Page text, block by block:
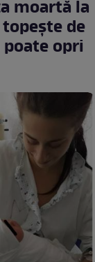
moartă la
de
opri